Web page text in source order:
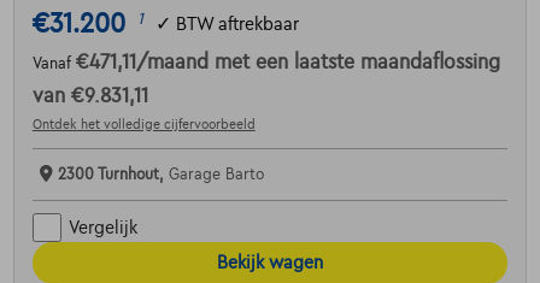
€31.200 1 ✓ BTW aftrekbaar
Vanaf €471,11 /maand met een laatste maandaflossing
van €9.831,11
Ontdek het volledige cijfervoorbeeld
2300 Turnhout, Garage Barto
Vergelijk
Bekijk wagen